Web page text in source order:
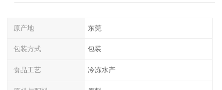
原产地 东莞
包装方式 包装
食品工艺 冷冻水产